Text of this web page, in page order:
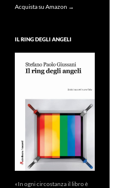
Acquista su Amazon →
IL RING DEGLI ANGELI
«In ogni circostanza il libro è